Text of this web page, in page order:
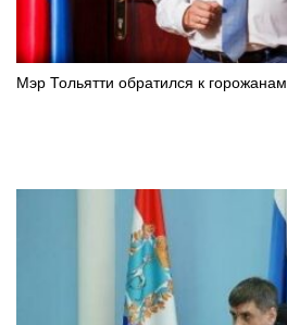
Мэр Тольятти обратился к горожанам